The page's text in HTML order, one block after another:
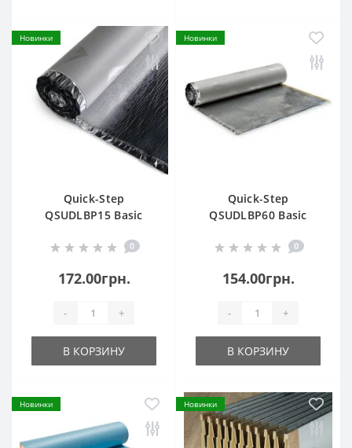
Новинки
Quick-Step
QSUDLBP15 Basic
0
172.00грн.
- +
В КОРЗИНУ
Новинки
Quick-Step
QSUDLBP60 Basic
0
154.00грн.
- +
В КОРЗИНУ
Новинки Новинки